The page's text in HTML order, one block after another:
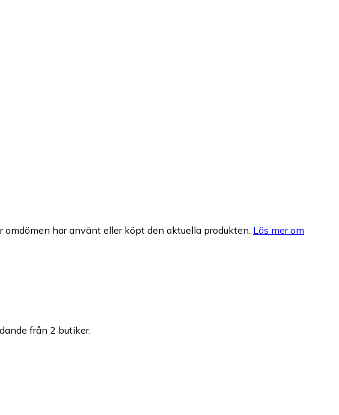
har använt eller köpt den aktuella produkten. Läs mer om
från 2 butiker.